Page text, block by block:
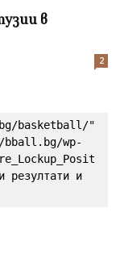
в
2
basketball/"
wp-
резултати и